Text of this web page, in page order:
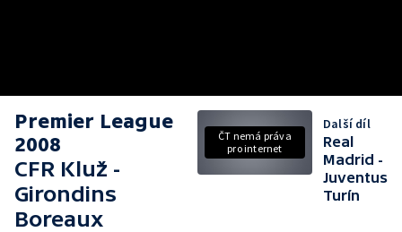
Premier League
2008
CFR Kluž -
Girondins
Boreaux
ČT nemá práva
pro internet
Další díl
Real
Madrid -
Juventus
Turín